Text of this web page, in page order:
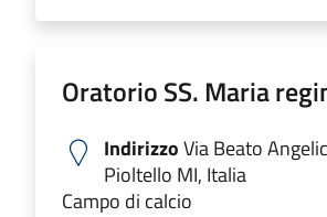
Oratorio SS. Maria
IndirizzoVia Beato
Pioltello MI, Italia
Campo di calcio